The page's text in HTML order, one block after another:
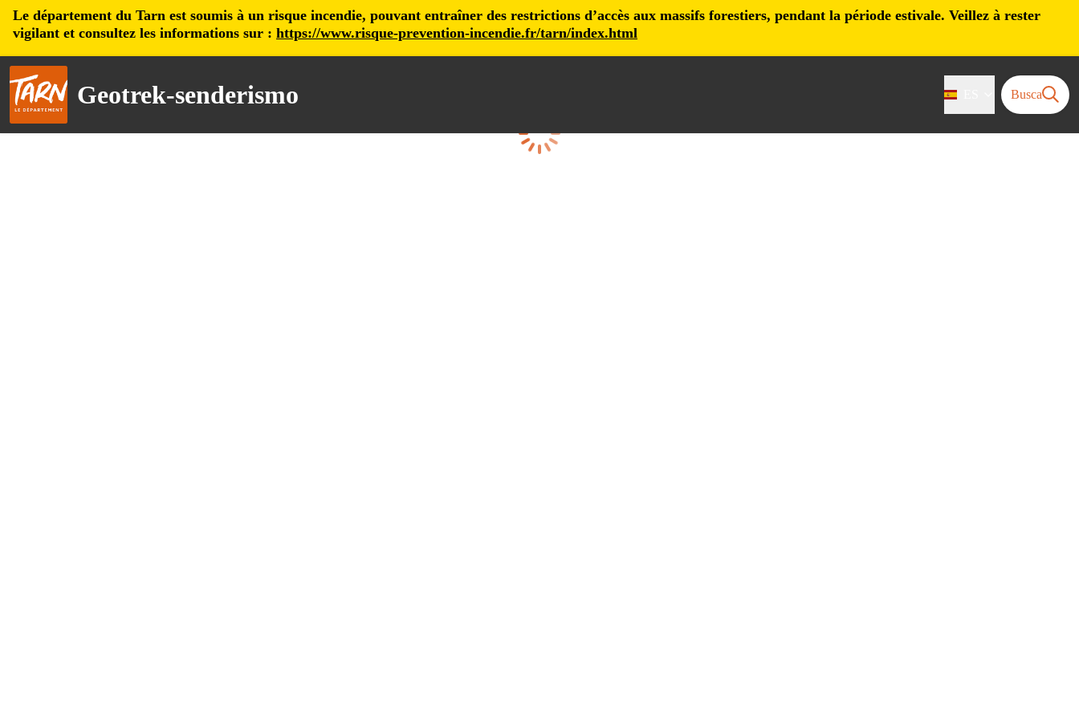
Le département du Tarn est soumis à un risque incendie, pouvant entraîner des restrictions d’accès aux massifs forestiers, pendant la période estivale. Veillez à rester
vigilant et consultez les informations sur : https://www.risque-prevention-incendie.fr/tarn/index.html
Geotrek-senderismo Busca
Cargando